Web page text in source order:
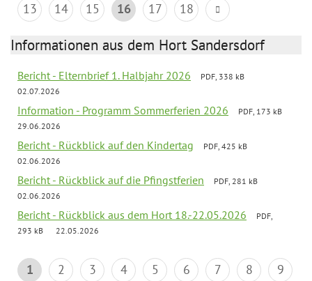
13
14 15 16 17 18
Informationen aus dem Hort Sandersdorf
Bericht - Elternbrief 1. Halbjahr 2026
PDF, 338 kB
02.07.2026
Information - Programm Sommerferien 2026
PDF, 173 kB
29.06.2026
Bericht - Rückblick auf den Kindertag
PDF, 425 kB
02.06.2026
Bericht - Rückblick auf die Pfingstferien
PDF, 281 kB
02.06.2026
Bericht - Rückblick aus dem Hort 18.-22.05.2026
PDF,
293 kB
22.05.2026
1 2 3 4 5 6 7 8
9